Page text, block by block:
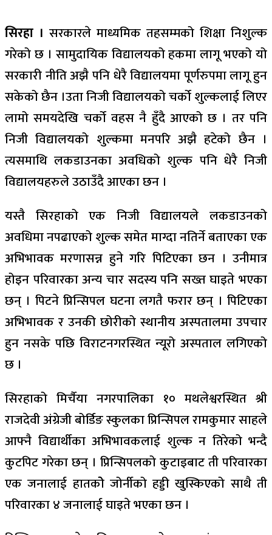
सिरहा । सरकारले माध्यमिक तहसम्मको शिक्षा निशुल्क
गरेको छ । सामुदायिक विद्यालयको हकमा लागू भएको यो
सरकारी नीति अझै पनि धेरै विद्यालयमा पूर्णरुपमा लागू हुन
सकेको छैन ।उता निजी विद्यालयको चर्को शुल्कलाई लिएर
लामो समयदेखि चर्को वहस नै हुँदै आएको छ । तर पनि
निजी विद्यालयको शुल्कमा मनपरि अझै हटेको छैन ।
त्यसमाथि लकडाउनका अवधिको शुल्क पनि धेरै निजी
विद्यालयहरुले उठाउँदै आएका छन ।
यस्तै सिरहाको एक निजी विद्यालयले लकडाउनको
अवधिमा नपढाएको शुल्क समेत माग्दा नतिर्ने बताएका एक
अभिभावक मरणासन्न हुने गरि पिटिएका छन । उनीमात्र
होइन परिवारका अन्य चार सदस्य पनि सख्त घाइते भएका
छन् । पिटने प्रिन्सिपल घटना लगतै फरार छन् । पिटिएका
अभिभावक र उनकी छोरीको स्थानीय अस्पतालमा उपचार
हुन नसके पछि विराटनगरस्थित न्यूरो अस्पताल लगिएको
छ ।
सिरहाको मिर्चैया नगरपालिका १० मथलेश्वरस्थित श्री
राजदेवी अंग्रेजी बोर्डिङ स्कुलका प्रिन्सिपल रामकुमार साहले
आफ्नै विद्यार्थीका अभिभावकलाई शुल्क न तिरेको भन्दै
कुटपिट गरेका छन् । प्रिन्सिपलको कुटाइबाट ती परिवारका
एक जनालाई हातकोे जोर्नीको हड्डी खुस्किएको साथै ती
परिवारका ४ जनालाई घाइते भएका छन ।